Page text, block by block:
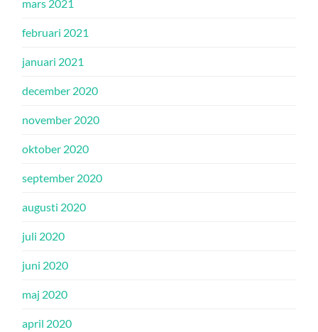
mars 2021
februari 2021
januari 2021
december 2020
november 2020
oktober 2020
september 2020
augusti 2020
juli 2020
juni 2020
maj 2020
april 2020